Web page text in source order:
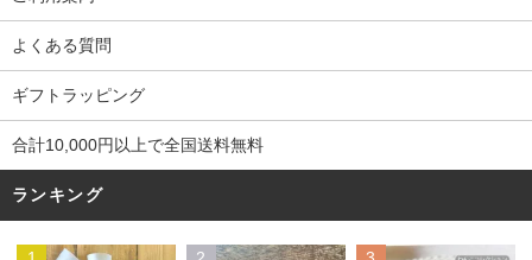
よくある質問
ギフトラッピング
合計10,000円以上で全国送料無料
ランキング